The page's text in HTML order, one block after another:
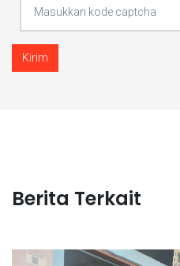
Kirim
Berita Terkait